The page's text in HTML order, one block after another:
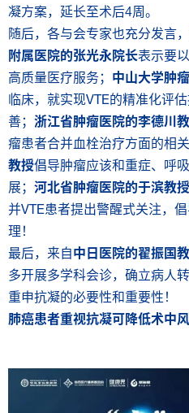
凝方案，延长至术后4周。
随后，各与会专家也充分发言
附属医院的张光永院长表示要
高质量医疗服务； 中山大学肿
临床，就实现VTE的精准化评
善； 浙江省肿瘤医院的李德川
瘤患者合并血栓治疗方面的相关
教授倡导肿瘤应该和重症、呼
展； 河北省肿瘤医院的于滨教授
并VTE患者提出警醒式关注，
理！
最后，来自中日医院的翟振国
多开展多学科会诊，确立病人
重申抗凝的必要性和重要性！
肺癌患者重视抗凝可降低术中